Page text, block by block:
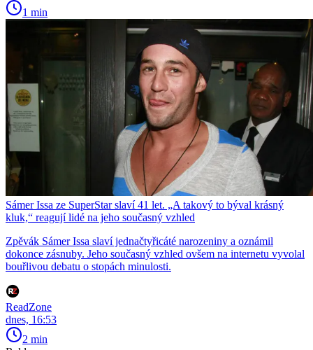
1 min
Sámer Issa ze SuperStar slaví 41 let. „A takový to býval krásný
kluk,“ reagují lidé na jeho současný vzhled
Zpěvák Sámer Issa slaví jednačtyřicáté narozeniny a oznámil
dokonce zásnuby. Jeho současný vzhled ovšem na internetu vyvolal
bouřlivou debatu o stopách minulosti.
ReadZone
dnes, 16:53
2 min